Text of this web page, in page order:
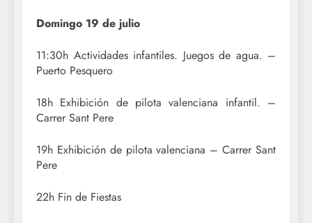
Domingo 19 de julio
11:30h Actividades infantiles. Juegos de agua. –
Puerto Pesquero
18h Exhibición de pilota valenciana infantil. –
Carrer Sant Pere
19h Exhibición de pilota valenciana – Carrer Sant
Pere
22h Fin de Fiestas